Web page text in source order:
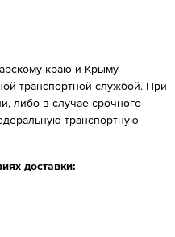
краю и Крыму
транспортной службой. При
либо в случае срочного
транспортную
доставки: